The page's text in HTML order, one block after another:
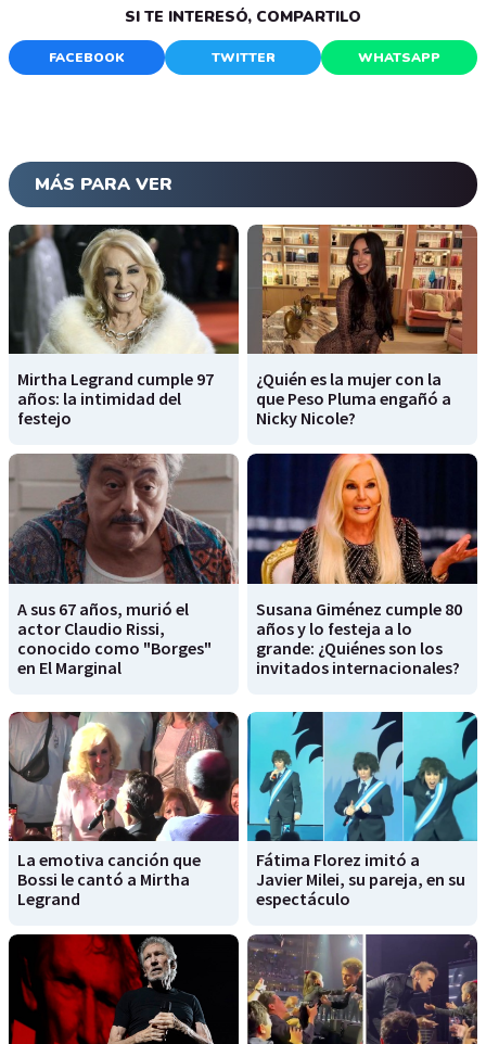
SI TE INTERESÓ, COMPARTILO
FACEBOOK TWITTER WHATSAPP
MÁS PARA VER
Mirtha Legrand cumple 97
años: la intimidad del
festejo
¿Quién es la mujer con la
que Peso Pluma engañó a
Nicky Nicole?
A sus 67 años, murió el
actor Claudio Rissi,
conocido como "Borges"
en El Marginal
Susana Giménez cumple 80
años y lo festeja a lo
grande: ¿Quiénes son los
invitados internacionales?
La emotiva canción que
Bossi le cantó a Mirtha
Legrand
Fátima Florez imitó a
Javier Milei, su pareja, en su
espectáculo